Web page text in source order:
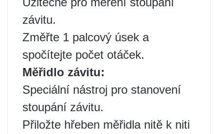
závitu.
Změřte 1 palcový úsek a
spočítejte počet otáček.
Měřidlo závitu:
Speciální nástroj pro stanovení
stoupání závitu.
Přiložte hřeben měřidla nitě k niti